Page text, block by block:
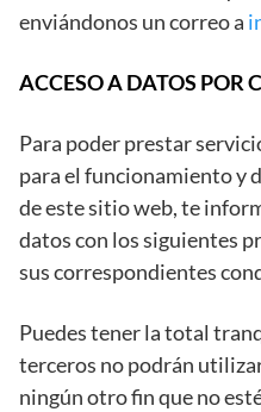
enviándonos un correo a
ACCESO A DATOS POR
Para poder prestar
para el funcionamiento y
de este sitio web, te
datos con los siguientes
sus correspondientes
Puedes tener la total
terceros no podrán
ningún otro fin que no